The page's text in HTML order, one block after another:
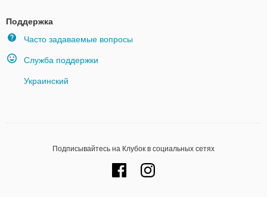
Поддержка
Часто задаваемые вопросы
Служба поддержки
Украинский
Подписывайтесь на Клубок в социальных сетях